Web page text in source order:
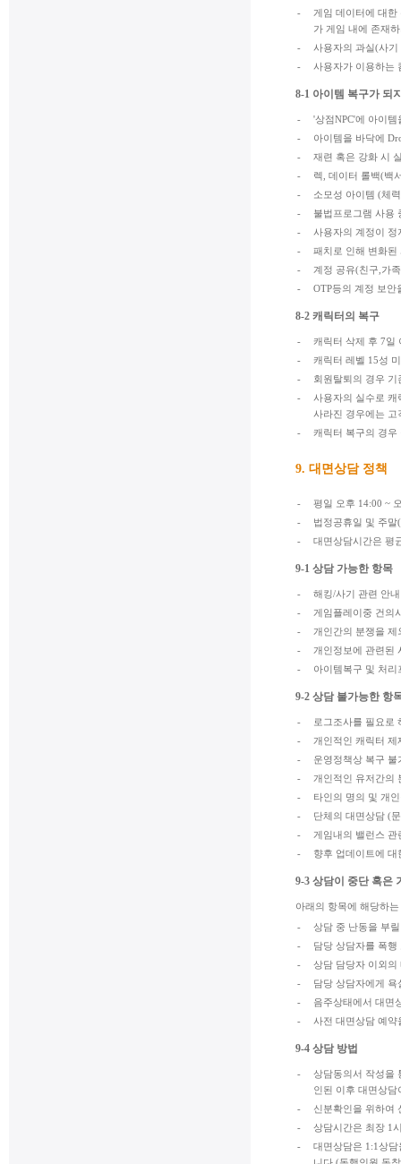
-
게임 데이터에 대
가 게임 내에 존재
-
사용자의 과실(사
-
사용자가 이용하는
8-1 아이템 복구가 되
-
'상점NPC'에 아이
-
아이템을 바닥에
-
재련 혹은 강화 시
-
렉, 데이터 롤백(백
-
소모성 아이템 (체
-
불법프로그램 사용
-
사용자의 계정이
-
패치로 인해 변화된
-
계정 공유(친구,가
-
OTP등의 계정 보안
8-2 캐릭터의 복구
-
캐릭터 삭제 후 7일
-
캐릭터 레벨 15성
-
회원탈퇴의 경우
-
사용자의 실수로
사라진 경우에는
-
캐릭터 복구의 경우
9. 대면상담 정책
-
평일 오후 14:00 ~
-
법정공휴일 및 주
-
대면상담시간은 평
9-1 상담 가능한 항목
-
해킹/사기 관련 안내
-
게임플레이중 건의
-
개인간의 분쟁을
-
개인정보에 관련된
-
아이템복구 및 처리
9-2 상담 불가능한 항
-
로그조사를 필요로
-
개인적인 캐릭터 제
-
운영정책상 복구
-
개인적인 유저간의
-
타인의 명의 및 개
-
단체의 대면상담 (
-
게임내의 밸런스 관
-
향후 업데이트에
9-3 상담이 중단 혹은
아래의 항목에 해당하
-
상담 중 난동을 부
-
담당 상담자를 폭
-
상담 담당자 이외의
-
담당 상담자에게
-
음주상태에서 대면
-
사전 대면상담 예
9-4 상담 방법
-
상담동의서 작성을
인된 이후 대면상담
-
신분확인을 위하여
-
상담시간은 최장 1
-
대면상담은 1:1상